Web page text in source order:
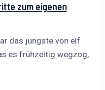
zum eigenen
das jüngste von elf
es frühzeitig wegzog,